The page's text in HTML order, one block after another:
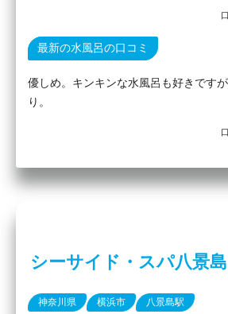
最新の水風呂の口コミ
優しめ。キンキンな水風呂も好きです
り。
シーサイド・スパ八景島
神奈川県 横浜市 八景島駅